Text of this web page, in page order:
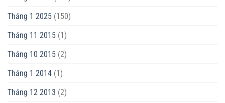
Tháng 1 2025 (150)
Tháng 11 2015 (1)
Tháng 10 2015 (2)
Tháng 1 2014 (1)
Tháng 12 2013 (2)